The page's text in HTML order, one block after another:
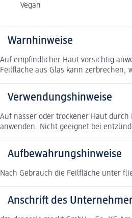
Vegan
Warnhinweise
Auf empfindlicher Haut vorsichtig
Feilfläche aus Glas kann
Verwendungshinweise
Auf nasser oder trockener Haut
anwenden. Nicht geeignet bei
Aufbewahrungshinweise
Nach Gebrauch die Feilfläche unter
Anschrift des